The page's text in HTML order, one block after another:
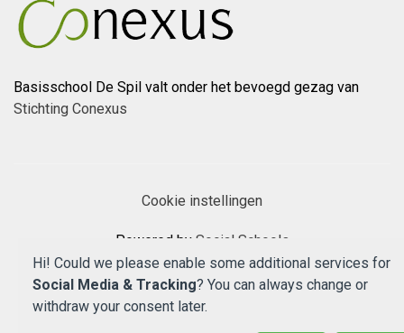
Basisschool De Spil valt onder het bevoegd gezag van
Stichting Conexus
Cookie instellingen
Powered by Social Schools
Hi! Could we please enable some additional services for
Social Media & Tracking? You can always change or
withdraw your consent later.